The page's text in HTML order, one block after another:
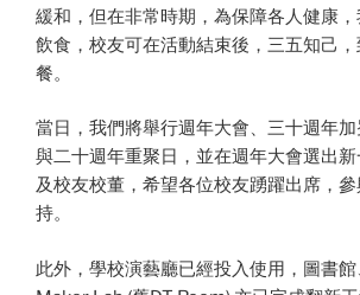
緩和，但在非常時期，為保障各人健康
飲食，校友可在活動結束後，三五知己
餐。
當日，我們將舉行週年大會、三十週年
與二十週年重聚日，並在週年大會選出
及校友校董，希望各位校友踴躍出席，
持。
此外，學校演藝廳已經投入使用，圖書